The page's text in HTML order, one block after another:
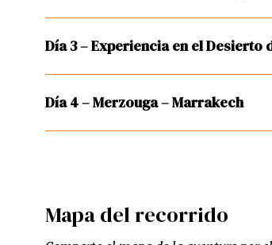
Día 3 – Experiencia en el Desierto
Día 4 – Merzouga – Marrakech
Mapa del recorrido